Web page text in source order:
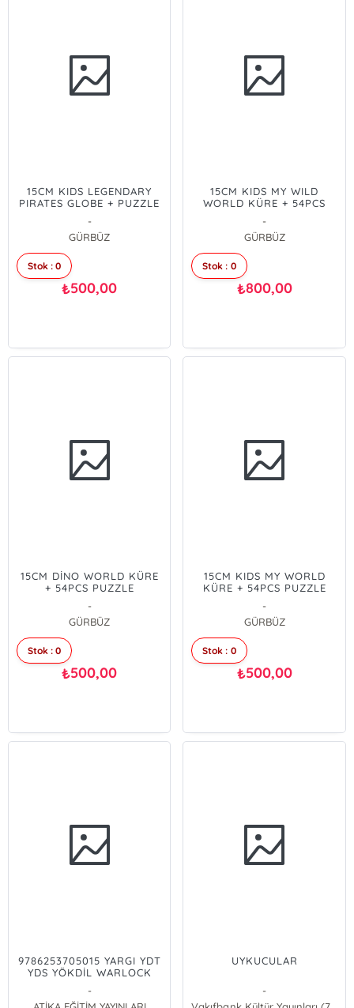
15CM KIDS LEGENDARY
PIRATES GLOBE + PUZZLE
-
GÜRBÜZ
Stok : 0
₺500,00
15CM KIDS MY WILD
WORLD KÜRE + 54PCS
-
GÜRBÜZ
Stok : 0
₺800,00
15CM DİNO WORLD KÜRE
+ 54PCS PUZZLE
-
GÜRBÜZ
Stok : 0
₺500,00
15CM KIDS MY WORLD
KÜRE + 54PCS PUZZLE
-
GÜRBÜZ
Stok : 0
₺500,00
9786253705015 YARGI YDT
YDS YÖKDİL WARLOCK
(9786253705015)
-
UYKUCULAR
-